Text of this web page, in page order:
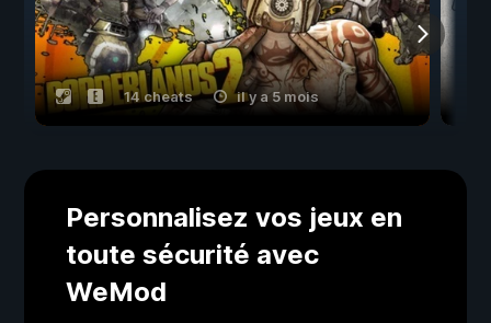
14 cheats il y a 5 mois
Personnalisez vos jeux en
toute sécurité avec
WeMod